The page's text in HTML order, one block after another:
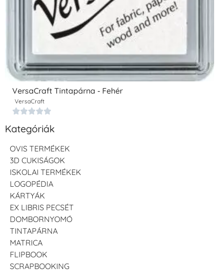
VersaCraft Tintapárna - Fehér
VersaCraft

Kategóriák
OVIS TERMÉKEK
3D CUKISÁGOK
ISKOLAI TERMÉKEK
LOGOPÉDIA
KÁRTYÁK
EX LIBRIS PECSÉT
DOMBORNYOMÓ
TINTAPÁRNA
MATRICA
FLIPBOOK
SCRAPBOOKING